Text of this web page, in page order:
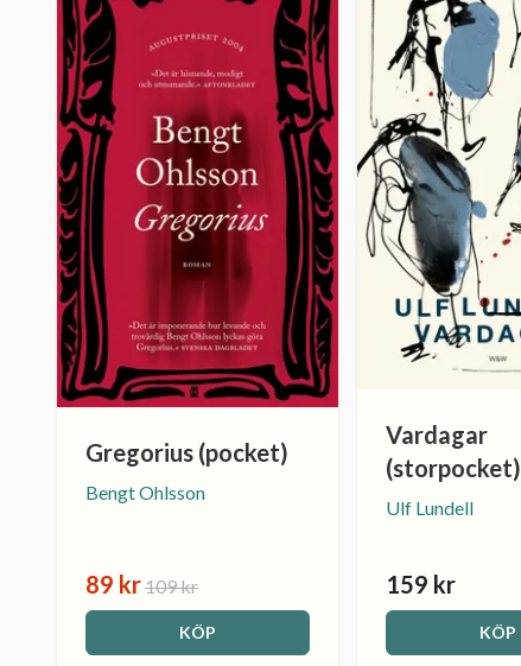
Gregorius (pocket)
Bengt Ohlsson
89 kr109 kr
KÖP
Vardagar
(storpocket)
Ulf Lundell
159 kr
KÖP